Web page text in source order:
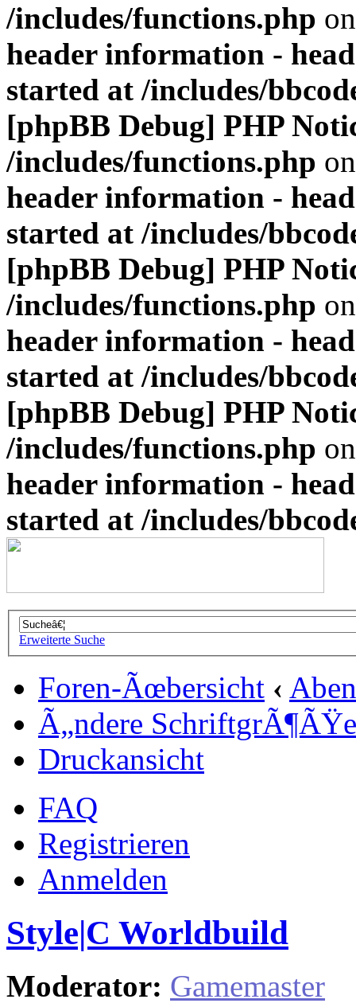
/includes/functions.php
header information -
started at /includes/
[phpBB Debug] PHP
/includes/functions.php
header information -
started at /includes/
[phpBB Debug] PHP
/includes/functions.php
header information -
started at /includes/
[phpBB Debug] PHP
/includes/functions.php
header information -
started at /includes/
Erweiterte Suche
Foren-Ãœbersicht ‹
Ã„ndere SchriftgrÃ¶ÃŸe
Druckansicht
FAQ
Registrieren
Anmelden
Style|C Worldbuild
Moderator: Gamemaster